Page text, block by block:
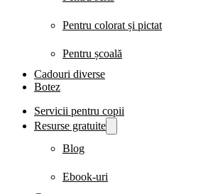
Pentru colorat și pictat
Pentru școală
Cadouri diverse
Botez
Servicii pentru copii
Resurse gratuite
Blog
Ebook-uri